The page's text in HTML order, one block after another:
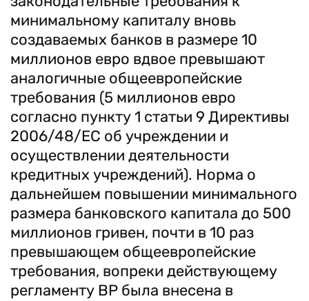
минимальному капиталу вновь
создаваемых банков в размере 10
миллионов евро вдвое превышают
аналогичные общеевропейские
требования (5 миллионов евро
согласно пункту 1 статьи 9 Директивы
2006/48/ЕС об учреждении и
осуществлении деятельности
кредитных учреждений). Норма о
дальнейшем повышении минимального
размера банковского капитала до 500
миллионов гривен, почти в 10 раз
превышающем общеевропейские
требования, вопреки действующему
регламенту ВР была внесена в